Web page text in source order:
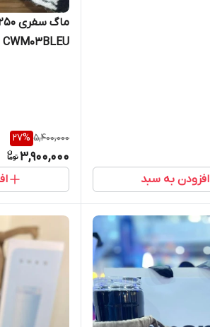
افزودن به سبد
CWM03BLEU
5,400,000
27%
3,900,000